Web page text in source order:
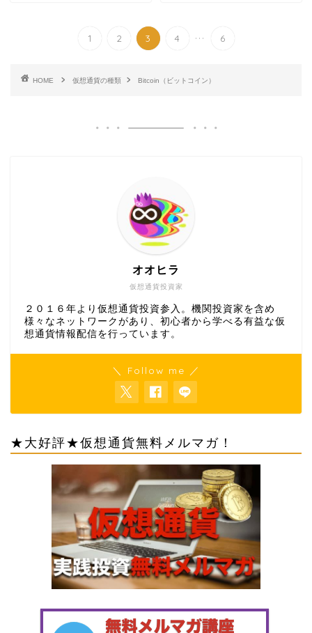
1 2 3 4 ... 6
HOME 仮想通貨の種類 Bitcoin（ビットコイン）
仮想通貨投資家
オオヒラ
２０１６年より仮想通貨投資参入。機関投資家を含め
様々なネットワークがあり、初心者から学べる有益な仮
想通貨情報配信を行っています。
＼ Follow me ／
★大好評★仮想通貨無料メルマガ！